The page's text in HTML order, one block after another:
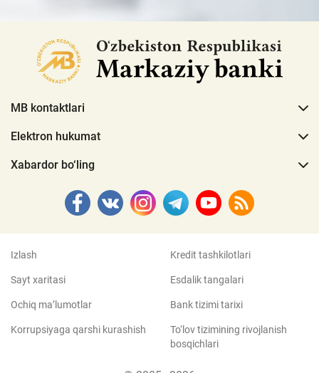
MB kontaktlari
Elektron hukumat
Xabardor bo‘ling
Izlash
Sayt xaritasi
Ochiq ma’lumotlar
Korrupsiyaga qarshi kurashish
Kredit tashkilotlari
Esdalik tangalari
Bank tizimi tarixi
To‘lov tizimining rivojlanish
bosqichlari